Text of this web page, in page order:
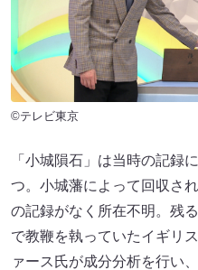
©テレビ東京
「小城隕石」は当時の記録
つ。小城藩によって回収さ
の記録がなく所在不明。残
で教鞭を執っていたイギリ
ァース氏が成分分析を行い